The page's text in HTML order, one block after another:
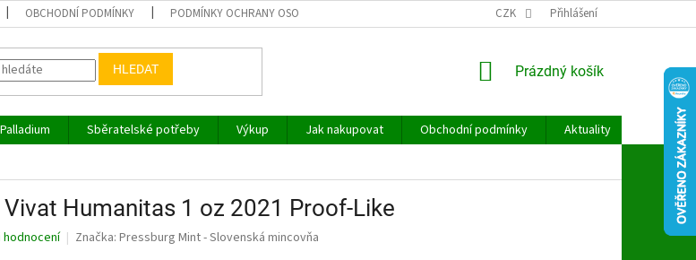
OBCHODNÍ PODMÍNKY PODMÍNKY OCHRANY OSOBNÍCH ÚDAJŮ CZK Přihlášení
HLEDAT
NÁKUPNÍ
Prázdný košík
Palladium Sběratelské potřeby Výkup Jak nakupovat Obchodní podmínky Aktuality
Kontakt
Humanitas 1 oz 2021 Proof-Like
Značka: Pressburg Mint - Slovenská mincovňa